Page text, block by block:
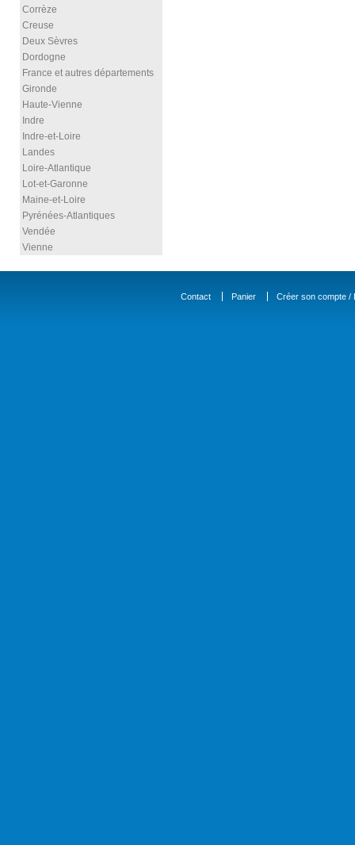
Corrèze
Creuse
Deux Sèvres
Dordogne
France et autres départements
Gironde
Haute-Vienne
Indre
Indre-et-Loire
Landes
Loire-Atlantique
Lot-et-Garonne
Maine-et-Loire
Pyrénées-Atlantiques
Vendée
Vienne
Contact Panier Créer son compte /